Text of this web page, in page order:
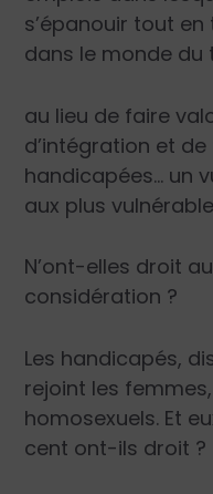
s’épanouir tout
dans le monde du
au lieu de faire
d’intégration et
handicapées… un
aux plus
N’ont-elles droit
considération ?
Les handicapés,
rejoint les
homosexuels. Et
cent ont-ils droit ?